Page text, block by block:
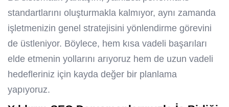
standartlarını oluşturmakla kalmıyor, aynı zamanda
işletmenizin genel stratejisini yönlendirme görevini
de üstleniyor. Böylece, hem kısa vadeli başarıları
elde etmenin yollarını arıyoruz hem de uzun vadeli
hedefleriniz için kayda değer bir planlama
yapıyoruz.